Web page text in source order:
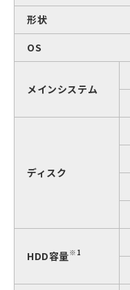
形状
OS
メインシステム
ディスク
HDD容量※1